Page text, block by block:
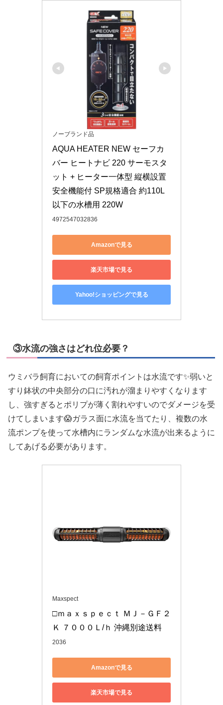
ノーブランド品
AQUA HEATER NEW セーフカ
バー ヒートナビ 220 サーモスタ
ット + ヒーター一体型 縦横設置
安全機能付 SP規格適合 約110L
以下の水槽用 220W
4972547032836
Amazonで見る
楽天市場で見る
Yahoo!ショッピングで見る
③水流の強さはどれ位必要？
ウミバラ飼育においての飼育ポイントは水流です✨弱いと
すり鉢状の中央部分の口に汚れが溜まりやすくなります
し、強すぎるとポリプが薄く割れやすいのでダメージを受
けてしまいます😱ガラス面に水流を当てたり、複数の水
流ポンプを使って水槽内にランダムな水流が出来るように
してあげる必要があります。
Maxspect
□ｍａｘｓｐｅｃｔ ＭＪ－ＧＦ２
Ｋ ７０００Ｌ/ｈ 沖縄別途送料
2036
Amazonで見る
楽天市場で見る